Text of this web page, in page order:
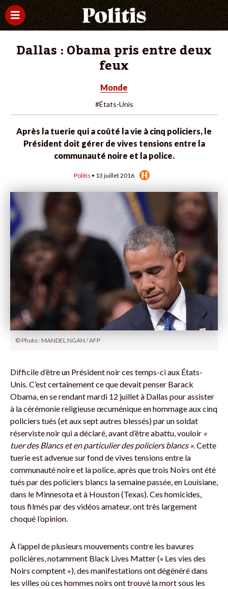
Dallas : Obama pris entre deux
feux
Monde
#États-Unis
Après la tuerie qui a coûté la vie à cinq policiers, le
Président doit gérer de vives tensions entre la
communauté noire et la police.
Politis • 13 juillet 2016
© Photo : MANDEL NGAN / AFP
Difficile d’être un Président noir ces temps-ci aux États-
Unis. C’est certainement ce que devait penser Barack
Obama, en se rendant mardi 12 juillet à Dallas pour assister
à la cérémonie religieuse œcuménique en hommage aux cinq
policiers tués (et aux sept autres blessés) par un soldat
réserviste noir qui a déclaré, avant d’être abattu, vouloir «
tuer des Blancs et en particulier des policiers blancs ». Cette
tuerie est advenue sur fond de vives tensions entre la
communauté noire et la police, après que trois Noirs ont été
tués par des policiers blancs la semaine passée, en Louisiane,
dans le Minnesota et à Houston (Texas). Ces homicides,
tous filmés par des vidéos amateur, ont très largement
choqué l’opinion.
À l’appel de plusieurs mouvements contre les bavures
policières, notamment Black Lives Matter (« Les vies des
Noirs comptent »), des manifestations ont dégénéré dans
les villes où ces hommes noirs ont trouvé la mort sous les